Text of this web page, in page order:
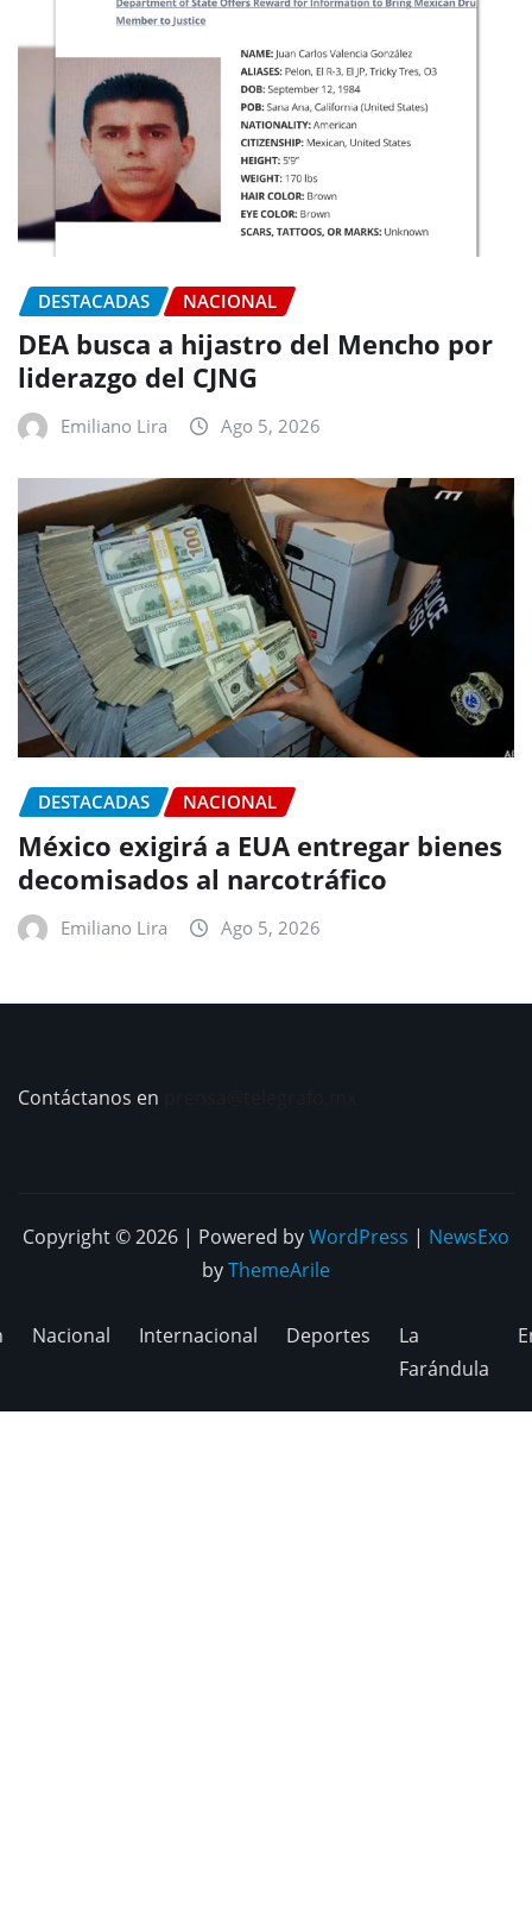
DESTACADAS NACIONAL
DEA busca a hijastro del Mencho por
liderazgo del CJNG
Emiliano Lira Ago 5, 2026
DESTACADAS NACIONAL
México exigirá a EUA entregar bienes
decomisados al narcotráfico
Emiliano Lira Ago 5, 2026
Contáctanos en
Copyright © 2026 | Powered byWordPress | NewsExo
byThemeArile
Nacional Internacional Deportes
La
Farándula